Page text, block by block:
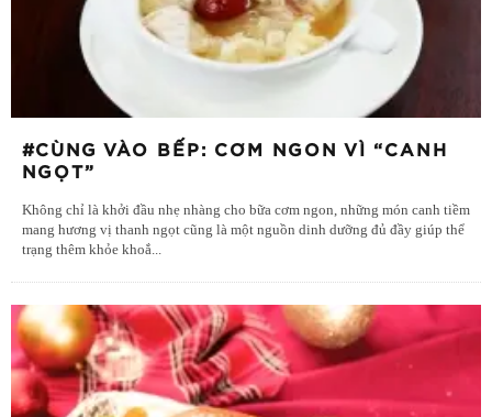
#CÙNG VÀO BẾP: CƠM NGON VÌ “CANH
NGỌT”
Không chỉ là khởi đầu nhẹ nhàng cho bữa cơm ngon, những món canh tiềm
mang hương vị thanh ngọt cũng là một nguồn dinh dưỡng đủ đầy giúp thể
trạng thêm khỏe khoắ...